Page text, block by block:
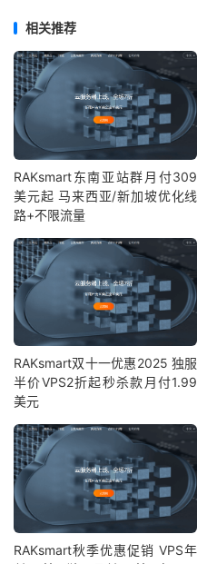
相关推荐
RAKsmart东南亚站群月付309
美元起 马来西亚/新加坡优化线
路+不限流量
RAKsmart双十一优惠2025 独服
半价VPS2折起秒杀款月付1.99
美元
RAKsmart秋季优惠促销 VPS年